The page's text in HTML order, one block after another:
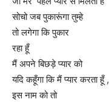
सोचो जब पुकारूंगा तुम्हे
तो लगेगा कि पुकार
रहा हूँ
मैं अपने बिछड़े प्यार को
यदि कहूँगा कि मैं प्यार करता हूँ ,
इस नाम को तो